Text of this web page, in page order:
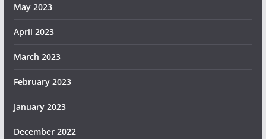
May 2023
April 2023
March 2023
February 2023
January 2023
December 2022